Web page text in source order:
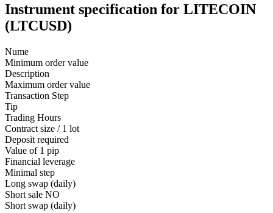
Instrument specification for LITECOIN
(LTCUSD)
Nume
Minimum order value
Description
Maximum order value
Transaction Step
Tip
Trading Hours
Contract size / 1 lot
Deposit required
Value of 1 pip
Financial leverage
Minimal step
Long swap (daily)
Short sale NO
Short swap (daily)